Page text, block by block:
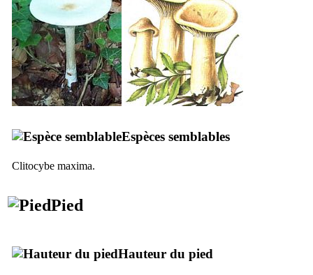
Espèces semblables
Clitocybe maxima.
Pied
Hauteur du pied